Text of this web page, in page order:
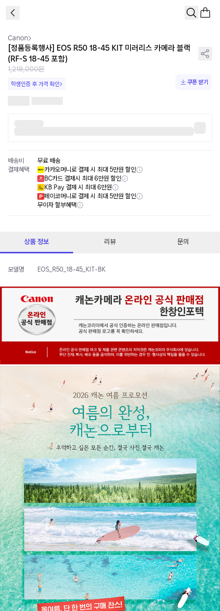
Canon
[정품등록행사] EOS R50 18-45 KIT 미러리스 카메라 블랙
(RF-S 18-45 포함)
1,219,000원
학생인증 후 가격 확인 쿠폰 받기
배송비
무료 배송
결제혜택
카카오머니로 결제 시 최대 5만원 할인
BC카드 결제시 최대 6만원 할인
KB Pay 결제 시 최대 6만원
페이코머니로 결제 시 최대 5만원 할인
무이자 할부혜택
상품 정보 리뷰 문의
모델명 EOS_R50_18-45_KIT-BK